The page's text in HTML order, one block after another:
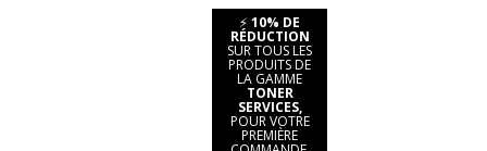
⚡ 10% DE
RÉDUCTION
SUR TOUS LES
PRODUITS DE
LA GAMME
TONER
SERVICES,
POUR VOTRE
PREMIÈRE